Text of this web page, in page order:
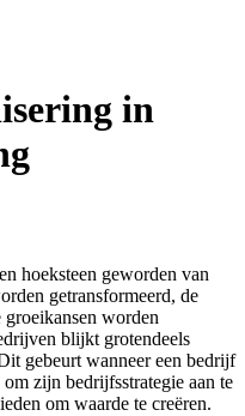
in
hoeksteen geworden van
getransformeerd, de
worden
blijkt grotendeels
gebeurt wanneer een bedrijf
zijn bedrijfsstrategie aan te
om waarde te creëren.